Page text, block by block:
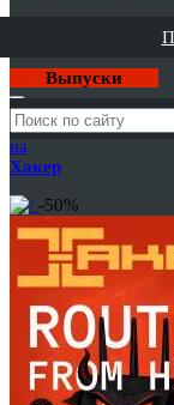
Выпуски
Годовая
подписка
на
Хакер
-50%